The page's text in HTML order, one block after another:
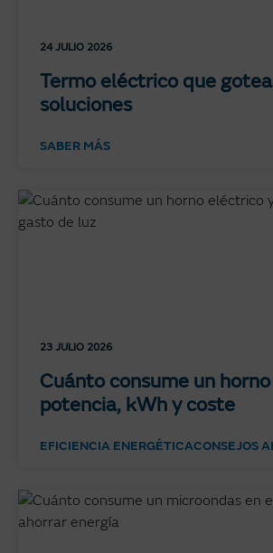
24 JULIO 2026
Termo eléctrico que
soluciones
SABER MÁS
23 JULIO 2026
Cuánto consume un
potencia, kWh y coste
EFICIENCIA ENERGÉTICACONSEJOS